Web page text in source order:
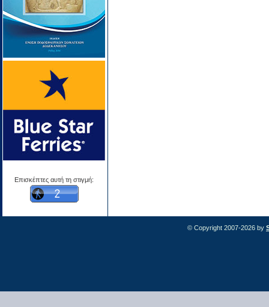
Επισκέπτες αυτή τη στιγμή:
© Copyright 2007-2026 by